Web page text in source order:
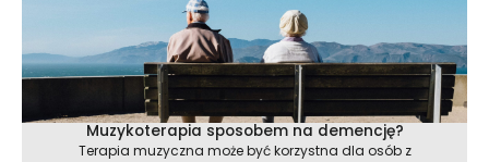
Muzykoterapia sposobem na demencję?
Terapia muzyczna może być korzystna dla osób z